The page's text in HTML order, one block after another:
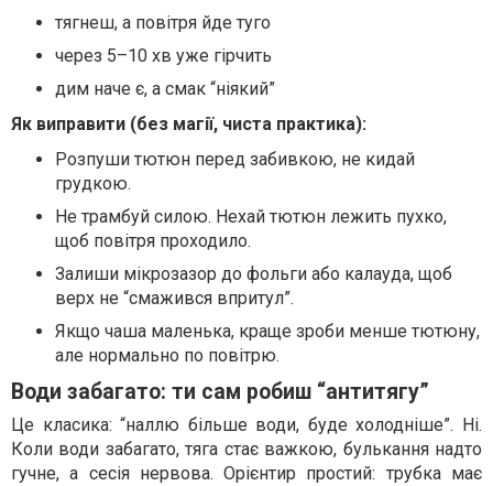
тягнеш, а повітря йде туго
через 5–10 хв уже гірчить
дим наче є, а смак “ніякий”
Як виправити (без магії, чиста практика):
Розпуши тютюн перед забивкою, не кидай
грудкою.
Не трамбуй силою. Нехай тютюн лежить пухко,
щоб повітря проходило.
Залиши мікрозазор до фольги або калауда, щоб
верх не “смажився впритул”.
Якщо чаша маленька, краще зроби менше тютюну,
але нормально по повітрю.
Води забагато: ти сам робиш “антитягу”
Це класика: “наллю більше води, буде холодніше”. Ні.
Коли води забагато, тяга стає важкою, булькання надто
гучне, а сесія нервова. Орієнтир простий: трубка має